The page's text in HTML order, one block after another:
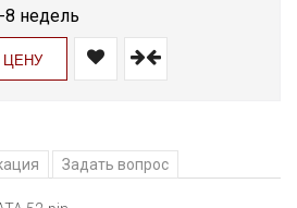
8 недель
ЦЕНУ
Задать вопрос